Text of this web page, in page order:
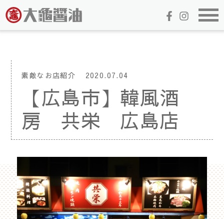
素敵なお店紹介 2020.07.04
【広島市】韓風酒
房 共栄 広島店